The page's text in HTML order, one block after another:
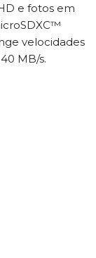
e fotos em
velocidades
MB/s.